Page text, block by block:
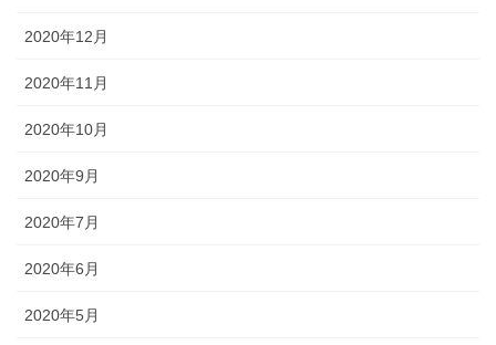
2020年12月
2020年11月
2020年10月
2020年9月
2020年7月
2020年6月
2020年5月